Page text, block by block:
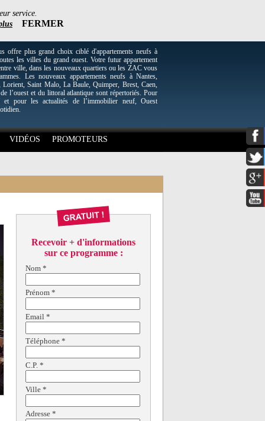
service.
FERMER
plus grand choix ciblé d'appartements neufs à
les villes du grand ouest. Votre futur appartement
ville, dans les nouveaux quartiers ou les ZAC vous
Les nouveaux appartements neufs à Nantes,
Lorient, Saint Malo, La Baule, Quimper, Brest, Caen,
l’ouest et du littoral atlantique sont répertoriés. Pour
et pour les actualités de l’immobilier neuf, Ouest
VIDÉOS PROMOTEURS
Recevoir + d'informations
sur ce programme :
Nom *
Prénom *
Email *
Téléphone *
C.P. *
Ville *
Adresse *